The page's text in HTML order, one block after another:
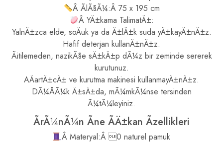
Â ÃlÃ§Ã¼:Â 75 x 195 cm
Â YÄ±kama TalimatÄ±:
YalnÄ±zca elde, soÄuk ya da Ä±lÄ±k suda yÄ±kayÄ±nÄ±z.
Hafif deterjan kullanÄ±nÄ±z.
Ãitilemeden, nazikÃ§e sÄ±kÄ±p dÃ¼z bir zeminde sererek
kurutunuz.
AÄartÄ±cÄ± ve kurutma makinesi kullanmayÄ±nÄ±z.
DÃ¼ÅÃ¼k Ä±sÄ±da, mÃ¼mkÃ¼nse tersinden
Ã¼tÃ¼leyiniz.
ÃrÃ¼nÃ¼n Ãne ÃÄ±kan Ãzellikleri
Â Materyal:Â 0 naturel pamuk